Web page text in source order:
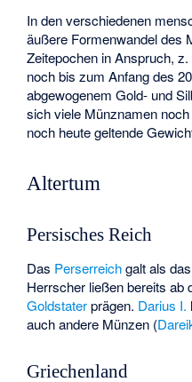
In den verschiedenen
äußere Formenwandel des
Zeitepochen in Anspruch,
noch bis zum Anfang des
abgewogenem Gold- und
sich viele Münznamen
noch heute geltende
Altertum
Persisches Reich
Das Perserreichgalt als
Herrscher ließen bereits ab
Goldstaterprägen. Darius I.
auch andere Münzen (
Griechenland